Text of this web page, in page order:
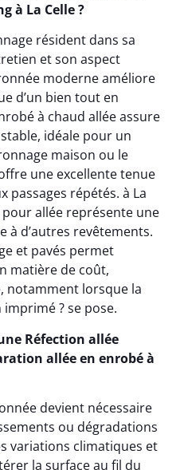
à La Celle ?
résident dans sa
et son aspect
moderne améliore
d’un bien tout en
à chaud allée assure
idéale pour un
maison ou le
une excellente tenue
passages répétés. à La
pour allée représente une
d’autres revêtements.
et pavés permet
matière de coût,
notamment lorsque la
? se pose.
Réfection allée
allée en enrobé à
devient nécessaire
ou dégradations
variations climatiques et
la surface au fil du